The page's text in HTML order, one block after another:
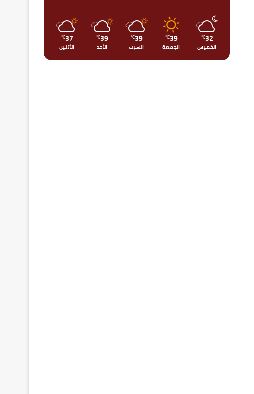
32
℃
الخميس
39
℃
الجمعة
39
℃
السبت
39
℃
الأحد
37
℃
الأثنين